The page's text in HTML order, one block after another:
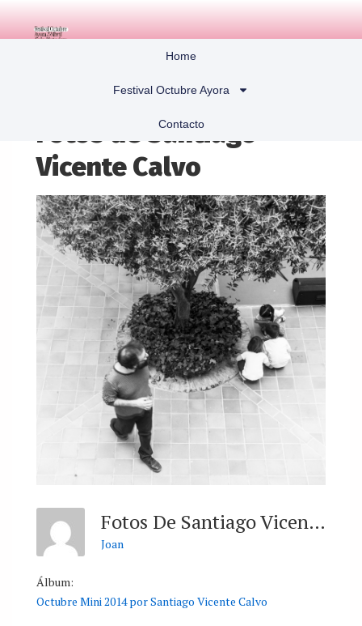
Home
Festival Octubre Ayora
Contacto
Fotos de Santiago
Vicente Calvo
Fotos De Santiago Vicente Calvo
Joan
Álbum:
Octubre Mini 2014 por Santiago Vicente Calvo